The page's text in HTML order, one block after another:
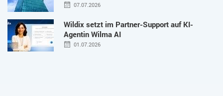
07.07.2026
Wildix setzt im Partner-Support auf KI-
Agentin Wilma AI
01.07.2026